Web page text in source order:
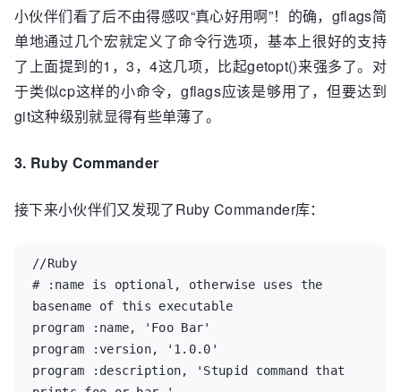
int main(int argc, char** argv) {
    ::google::ParseCommandLineFlags(&argc,
&argv, true);
    printf("Server module id: %s",
      printf("Run as daemon: %d",
    if (FLAGS_memory_pool) {
      printf("Use memory pool: %d",
FLAGS_daemon);
    }
    Server server;
小伙伴们看了后不由得感叹“真心好用啊”！的确，gflags简
单地通过几个宏就定义了命令行选项，基本上很好的支持
了上面提到的1，3，4这几项，比起getopt()来强多了。对
于类似cp这样的小命令，gflags应该是够用了，但要达到
git这种级别就显得有些单薄了。
3. Ruby Commander
接下来小伙伴们又发现了Ruby Commander库：
//Ruby
# :name is optional, otherwise uses the
basename of this executable
program :name, 'Foo Bar'
program :version, '1.0.0'
program :description, 'Stupid command that